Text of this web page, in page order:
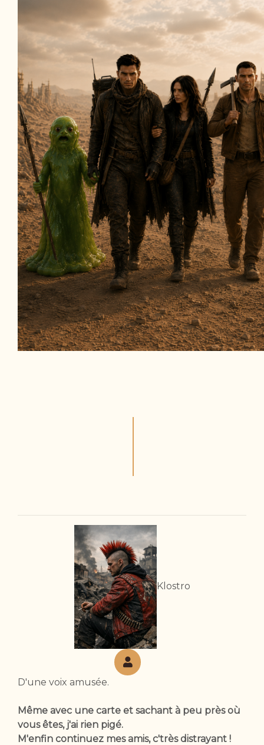
Klostro
D'une voix amusée.
Même avec une carte et sachant à peu près où
vous êtes, j'ai rien pigé.
M'enfin continuez mes amis, c'très distrayant !